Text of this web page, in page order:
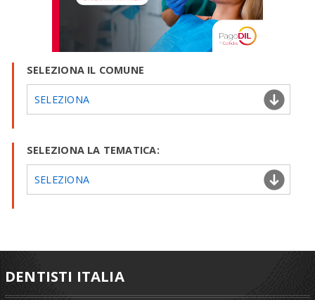
SELEZIONA IL COMUNE
SELEZIONA
SELEZIONA LA TEMATICA:
SELEZIONA
DENTISTI ITALIA